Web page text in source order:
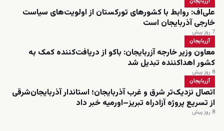
علی‌اف: روابط با کشورهای تورکستان از اولویت‌های سیاست
خارجی آذربایجان است
7 روز پیش
آزربایجان
معاون وزیر خارجه آزربایجان: باکو از دریافت‌کننده کمک به
کشور اهداکننده تبدیل شد
8 روز پیش
آزربایجان
اتصال نزدیک‌تر شرق و غرب آذربایجان؛ استاندار آذربایجان‌شرقی
از تسریع پروژه آزادراه تبریز–اورمیه خبر داد
8 روز پیش